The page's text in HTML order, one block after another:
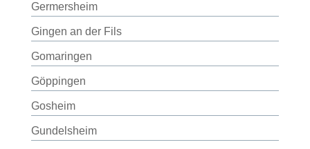
Germersheim
Gingen an der Fils
Gomaringen
Göppingen
Gosheim
Gundelsheim